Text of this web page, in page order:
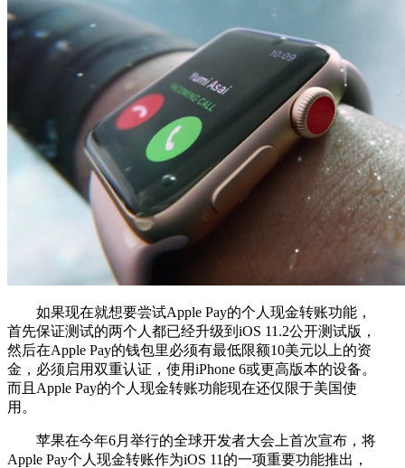
如果现在就想要尝试Apple Pay的个人现金转账功能，
首先保证测试的两个人都已经升级到iOS 11.2公开测试版，
然后在Apple Pay的钱包里必须有最低限额10美元以上的资
金，必须启用双重认证，使用iPhone 6或更高版本的设备。
而且Apple Pay的个人现金转账功能现在还仅限于美国使
用。
苹果在今年6月举行的全球开发者大会上首次宣布，将
Apple Pay个人现金转账作为iOS 11的一项重要功能推出，